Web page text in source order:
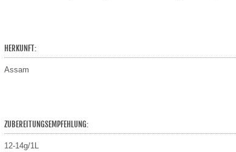
HERKUNFT:
Assam
ZUBEREITUNGSEMPFEHLUNG:
12-14g/1L